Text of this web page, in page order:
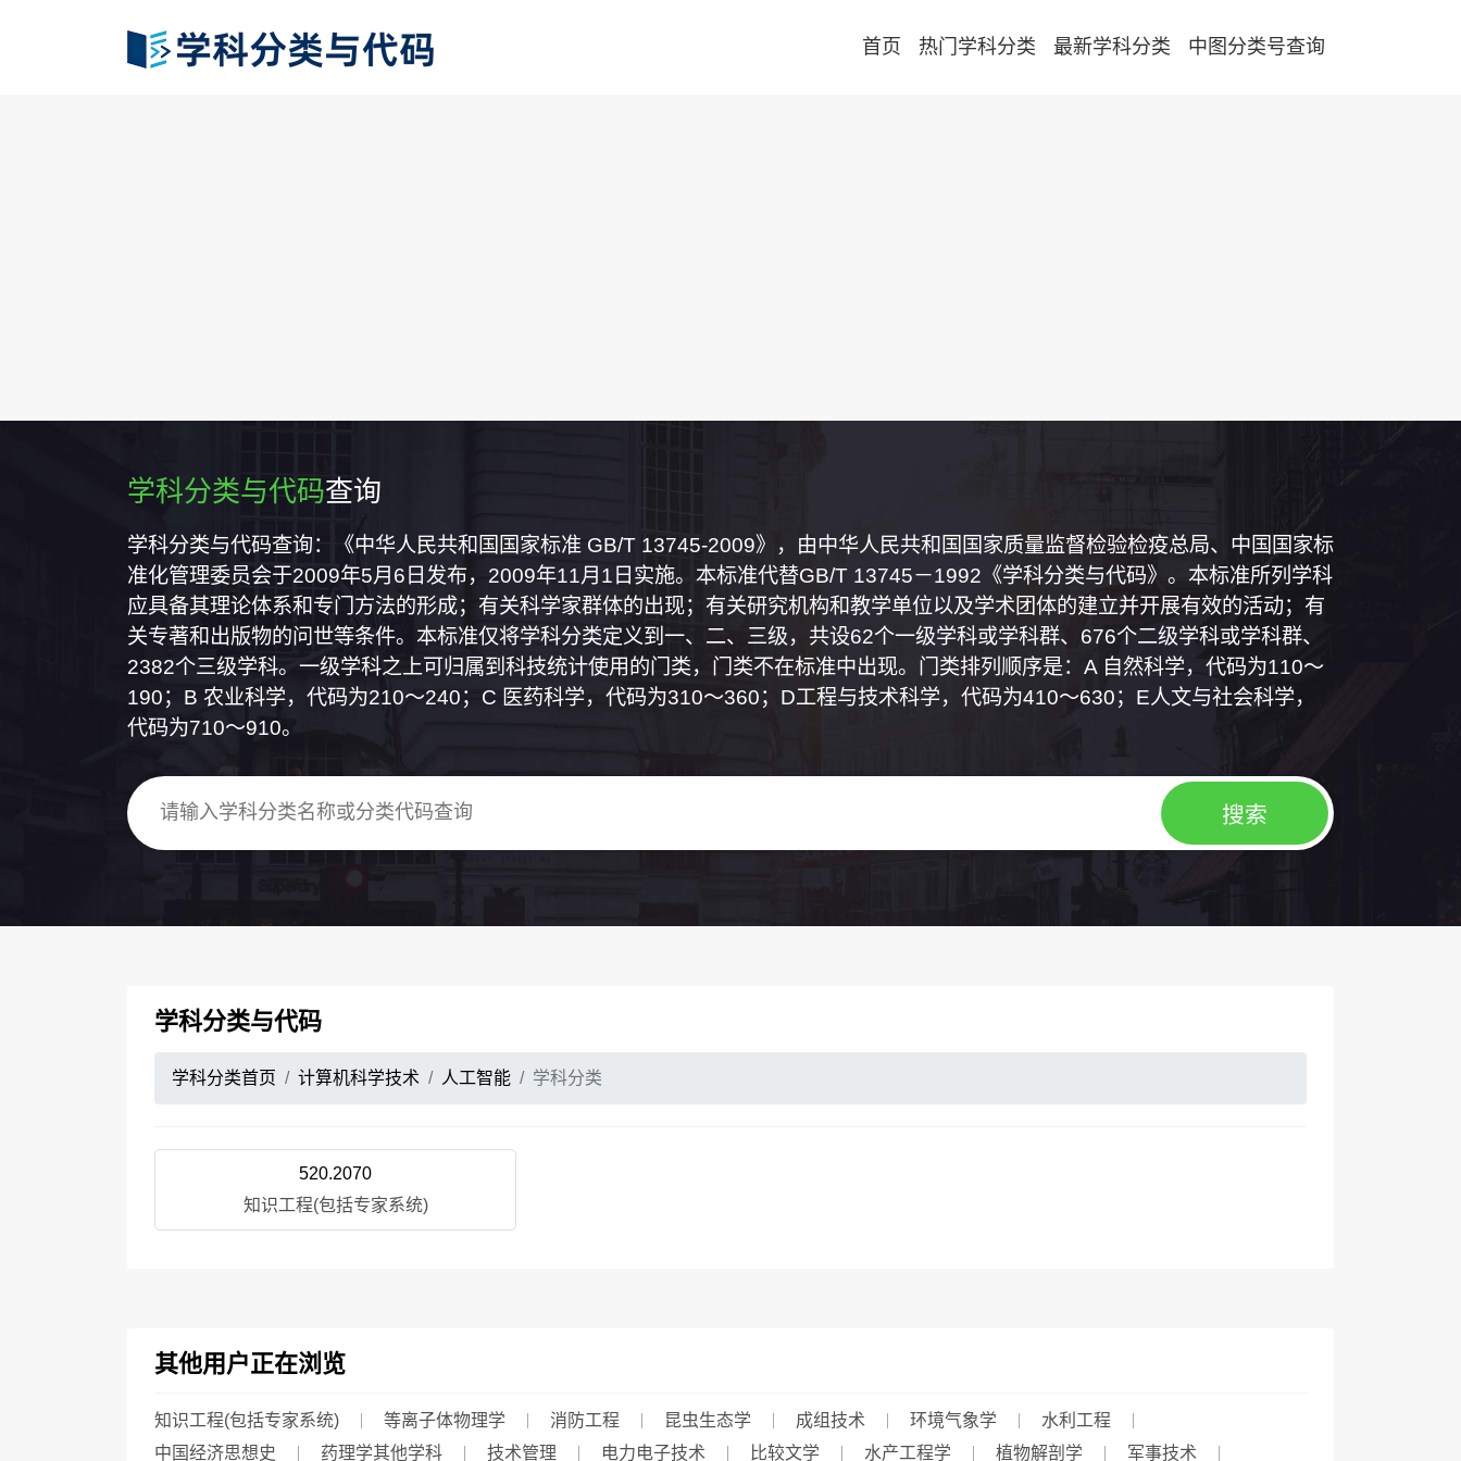
首页 热门学科分类 最新学科分类 中图分类号查询
学科分类与代码查询
学科分类与代码查询：《中华人民共和国国家标准 GB/T 13745-2009》，由中华人民共和国国家质量监督检验检疫总局、中国国家标
准化管理委员会于2009年5月6日发布，2009年11月1日实施。本标准代替GB/T 13745－1992《学科分类与代码》。本标准所列学科
应具备其理论体系和专门方法的形成；有关科学家群体的出现；有关研究机构和教学单位以及学术团体的建立并开展有效的活动；有
关专著和出版物的问世等条件。本标准仅将学科分类定义到一、二、三级，共设62个一级学科或学科群、676个二级学科或学科群、
2382个三级学科。一级学科之上可归属到科技统计使用的门类，门类不在标准中出现。门类排列顺序是：A 自然科学，代码为110～
190；B 农业科学，代码为210～240；C 医药科学，代码为310～360；D工程与技术科学，代码为410～630；E人文与社会科学，
代码为710～910。
学科分类与代码
学科分类首页 计算机科学技术 人工智能 学科分类
520.2070
知识工程(包括专家系统)
其他用户正在浏览
知识工程(包括专家系统) 等离子体物理学 消防工程 昆虫生态学 成组技术 环境气象学
水利工程
中国经济思想史
药理学其他学科 技术管理 电力电子技术 比较文学 水产工程学 植物解剖学 军事技术